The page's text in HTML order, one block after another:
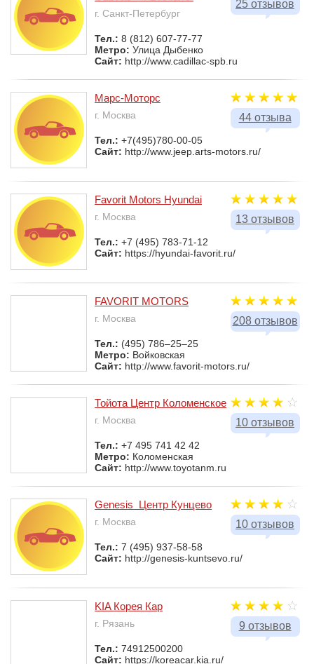
25 отзывов
г. Санкт-Петербург
Тел.: 8 (812) 607-77-77
Метро: Улица Дыбенко
Сайт: http://www.cadillac-spb.ru
44 отзыва
Марс-Моторс
г. Москва
Тел.: +7(495)780-00-05
Сайт: http://www.jeep.arts-motors.ru/
13 отзывов
Favorit Motors Hyundai
г. Москва
Тел.: +7 (495) 783-71-12
Сайт: https://hyundai-favorit.ru/
208 отзывов
FAVORIT MOTORS
г. Москва
Тел.: (495) 786–25–25
Метро: Войковская
Сайт: http://www.favorit-motors.ru/
10 отзывов
Тойота Центр Коломенское
г. Москва
Тел.: +7 495 741 42 42
Метро: Коломенская
Сайт: http://www.toyotanm.ru
10 отзывов
Genesis Центр Кунцево
г. Москва
Тел.: 7 (495) 937-58-58
Сайт: http://genesis-kuntsevo.ru/
9 отзывов
KIA Корея Кар
г. Рязань
Тел.: 74912500200
Сайт: https://koreacar.kia.ru/